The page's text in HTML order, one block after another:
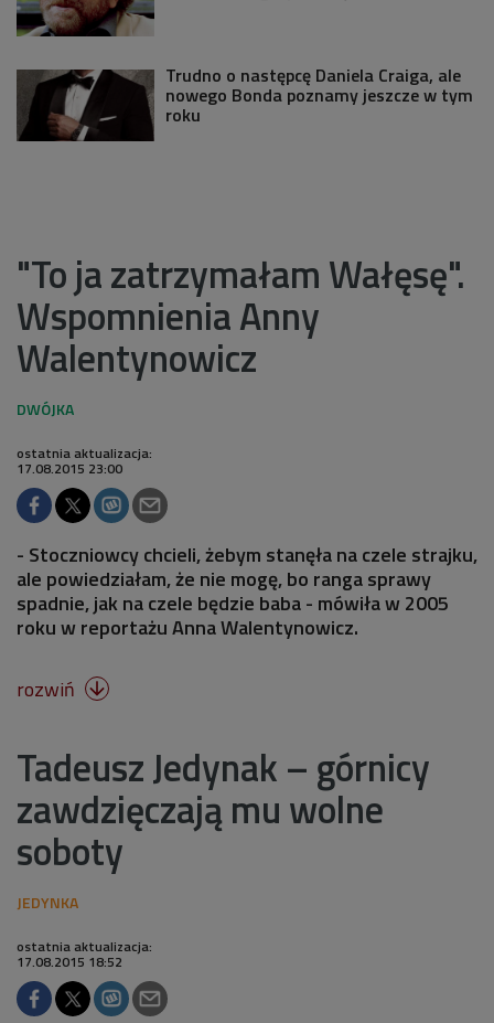
Trudno o następcę Daniela Craiga, ale
nowego Bonda poznamy jeszcze w tym
roku
"To ja zatrzymałam Wałęsę".
Wspomnienia Anny
Walentynowicz
ostatnia aktualizacja:
17.08.2015 23:00
- Stoczniowcy chcieli, żebym stanęła na czele strajku,
ale powiedziałam, że nie mogę, bo ranga sprawy
spadnie, jak na czele będzie baba - mówiła w 2005
roku w reportażu Anna Walentynowicz.
rozwiń 
Tadeusz Jedynak – górnicy
zawdzięczają mu wolne
soboty
ostatnia aktualizacja:
17.08.2015 18:52